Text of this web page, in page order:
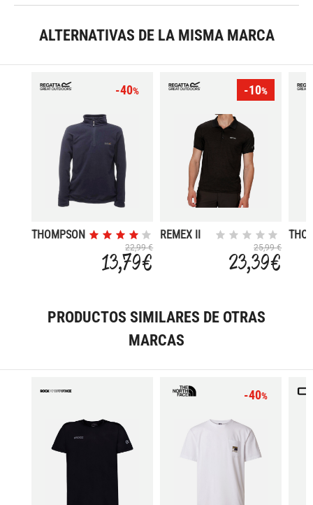
ALTERNATIVAS DE LA MISMA MARCA
-40%
THOMPSON
22,99 €
13,79 €
-10%
REMEX II
25,99 €
23,39 €
PRODUCTOS SIMILARES DE OTRAS
MARCAS
-40%